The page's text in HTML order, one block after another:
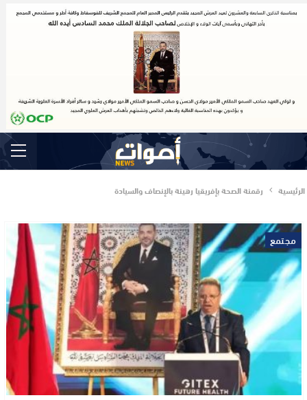
الرئيسية رقمنة الصحة بإفريقيا رهينة بالإنصاف والسيادة
مجتمع